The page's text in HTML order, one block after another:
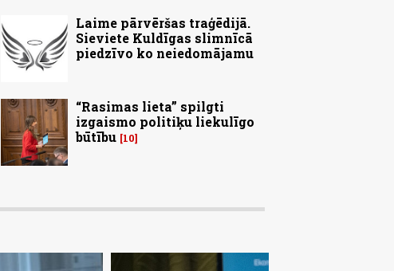
Laime pārvēršas traģēdijā.
Sieviete Kuldīgas slimnīcā
piedzīvo ko neiedomājamu
“Rasimas lieta” spilgti
izgaismo politiķu liekulīgo
būtību 10